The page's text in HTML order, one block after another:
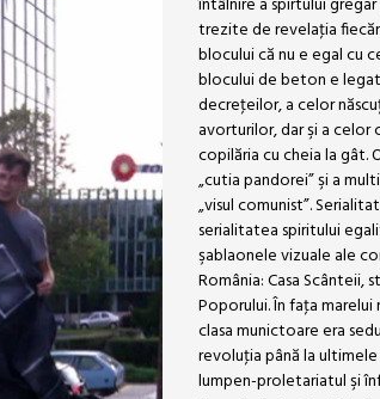
trezite de revelaţia
blocului că nu e egal cu
blocului de beton e
decreţeilor, a celor
avorturilor, dar şi a celor
copilăria cu cheia la gât.
„cutia pandorei” şi a
„visul comunist”.
serialitatea spiritului
şablaonele vizuale ale
România: Casa Scânteii,
Poporului. În faţa
clasa munictoare era
revoluţia până la
lumpen-proletariatul şi